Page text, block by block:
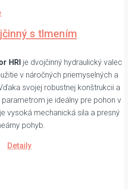
s tlmením
HRIje dvojčinný hydraulický valec
v náročných priemyselných a
svojej robustnej konštrukcii a
je ideálny pre pohon v
vysoká mechanická sila a presný
pohyb.
Detaily